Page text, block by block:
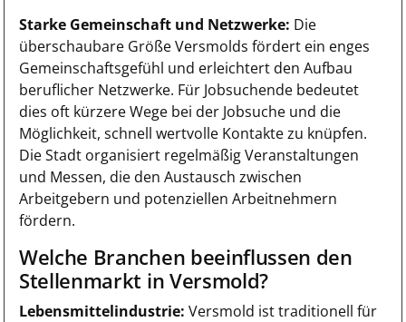
Starke Gemeinschaft und Netzwerke: Die
überschaubare Größe Versmolds fördert ein enges
Gemeinschaftsgefühl und erleichtert den Aufbau
beruflicher Netzwerke. Für Jobsuchende bedeutet
dies oft kürzere Wege bei der Jobsuche und die
Möglichkeit, schnell wertvolle Kontakte zu knüpfen.
Die Stadt organisiert regelmäßig Veranstaltungen
und Messen, die den Austausch zwischen
Arbeitgebern und potenziellen Arbeitnehmern
fördern.
Welche Branchen beeinflussen den
Stellenmarkt in Versmold?
Lebensmittelindustrie: Versmold ist traditionell für